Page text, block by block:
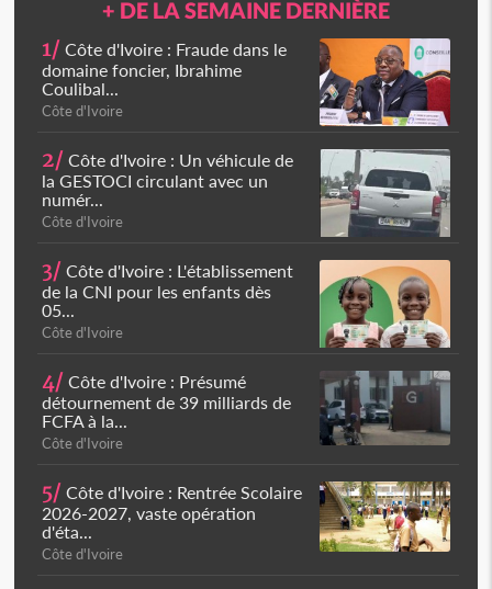
+ DE LA SEMAINE DERNIÈRE
1/ Côte d'Ivoire : Fraude dans le
domaine foncier, Ibrahime
Coulibal...
Côte d'Ivoire
2/ Côte d'Ivoire : Un véhicule de
la GESTOCI circulant avec un
numér...
Côte d'Ivoire
3/ Côte d'Ivoire : L'établissement
de la CNI pour les enfants dès
05...
Côte d'Ivoire
4/ Côte d'Ivoire : Présumé
détournement de 39 milliards de
FCFA à la...
Côte d'Ivoire
5/ Côte d'Ivoire : Rentrée Scolaire
2026-2027, vaste opération
d'éta...
Côte d'Ivoire